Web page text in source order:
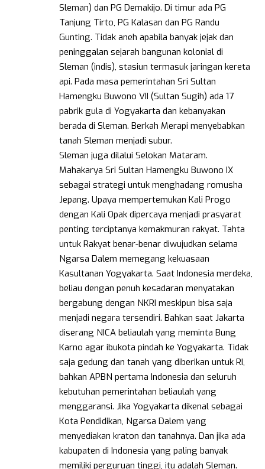
Sleman) dan PG Demakijo. Di timur ada PG
Tanjung Tirto, PG Kalasan dan PG Randu
Gunting. Tidak aneh apabila banyak jejak dan
peninggalan sejarah bangunan kolonial di
Sleman (indis), stasiun termasuk jaringan kereta
api. Pada masa pemerintahan Sri Sultan
Hamengku Buwono VII (Sultan Sugih) ada 17
pabrik gula di Yogyakarta dan kebanyakan
berada di Sleman. Berkah Merapi menyebabkan
tanah Sleman menjadi subur.
Sleman juga dilalui Selokan Mataram.
Mahakarya Sri Sultan Hamengku Buwono IX
sebagai strategi untuk menghadang romusha
Jepang. Upaya mempertemukan Kali Progo
dengan Kali Opak dipercaya menjadi prasyarat
penting terciptanya kemakmuran rakyat. Tahta
untuk Rakyat benar-benar diwujudkan selama
Ngarsa Dalem memegang kekuasaan
Kasultanan Yogyakarta. Saat Indonesia merdeka,
beliau dengan penuh kesadaran menyatakan
bergabung dengan NKRI meskipun bisa saja
menjadi negara tersendiri. Bahkan saat Jakarta
diserang NICA beliaulah yang meminta Bung
Karno agar ibukota pindah ke Yogyakarta. Tidak
saja gedung dan tanah yang diberikan untuk RI,
bahkan APBN pertama Indonesia dan seluruh
kebutuhan pemerintahan beliaulah yang
menggaransi. Jika Yogyakarta dikenal sebagai
Kota Pendidikan, Ngarsa Dalem yang
menyediakan kraton dan tanahnya. Dan jika ada
kabupaten di Indonesia yang paling banyak
memiliki perguruan tinggi, itu adalah Sleman.